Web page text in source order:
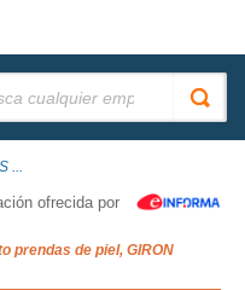
...
ofrecida por
prendas de piel, GIRON